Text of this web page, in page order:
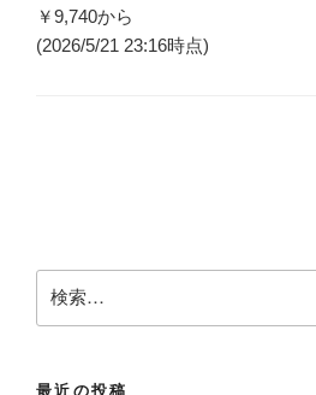
￥9,740から
(2026/5/21 23:16時点)
最近の投稿